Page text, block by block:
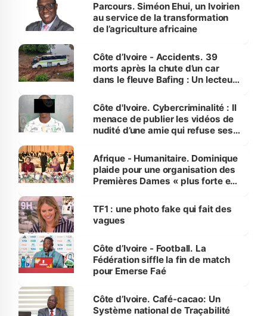
Parcours. Siméon Ehui, un Ivoirien
au service de la transformation
de l’agriculture africaine
Côte d’Ivoire - Accidents. 39
morts après la chute d’un car
dans le fleuve Bafing : Un lecteur
des Transports
Côte d'Ivoire. Cybercriminalité : Il
menace de publier les vidéos de
nudité d’une amie qui refuse ses
Afrique - Humanitaire. Dominique
plaide pour une organisation des
Premières Dames « plus forte et
sur la scène internationale »
TF1 : une photo fake qui fait des
vagues
Côte d’Ivoire - Football. La
Fédération siffle la fin de match
pour Emerse Faé
Côte d’Ivoire. Café-cacao: Un
Système national de Traçabilité